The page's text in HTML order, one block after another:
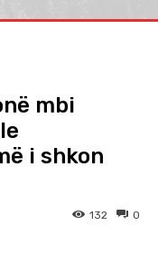
mbi
i shkon
0
132